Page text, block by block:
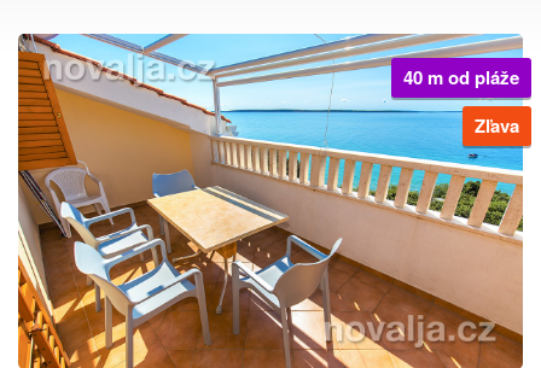
40 m od pláže
Zľava